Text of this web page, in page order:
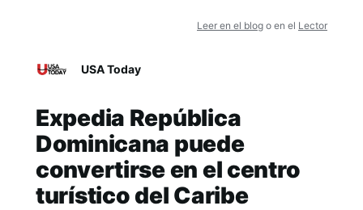
Leer en el blog o en el Lector
USA Today
Expedia República
Dominicana puede
convertirse en el centro
turístico del Caribe